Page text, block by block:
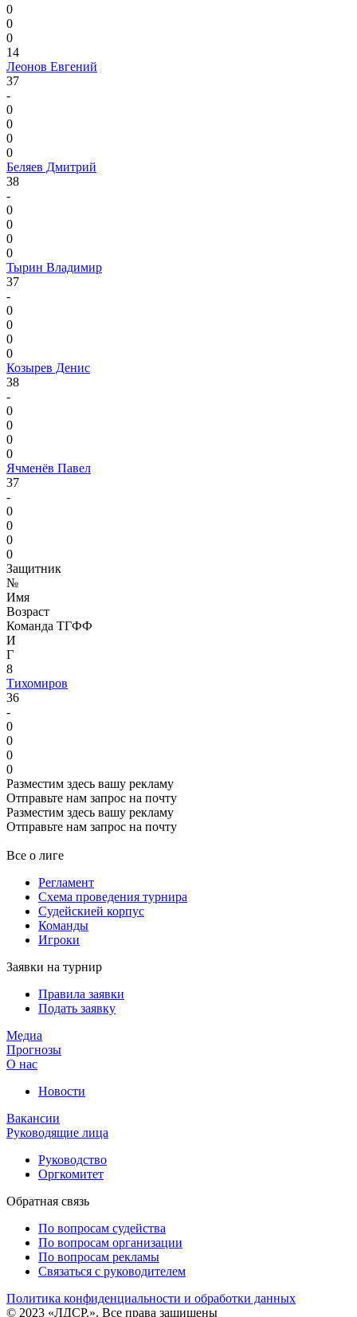
0
0
0
14
Леонов Евгений
37
-
0
0
0
0
Беляев Дмитрий
38
-
0
0
0
0
Тырин Владимир
37
-
0
0
0
0
Козырев Денис
38
-
0
0
0
0
Ячменёв Павел
37
-
0
0
0
0
Защитник
№
Имя
Возраст
Команда ТГФФ
И
Г
8
Тихомиров
36
-
0
0
0
0
Разместим здесь вашу рекламу
Отправьте нам запрос на почту
Разместим здесь вашу рекламу
Отправьте нам запрос на почту
Все о лиге
Регламент
Схема проведения турнира
Судейскией корпус
Команды
Игроки
Заявки на турнир
Правила заявки
Подать заявку
Медиа
Прогнозы
О нас
Новости
Вакансии
Руководящие лица
Руководство
Оргкомитет
Обратная связь
По вопросам судейства
По вопросам организации
По вопросам рекламы
Связаться с руководителем
Политика конфиденциальности и обработки данных
© 2023 «ЛДСР.». Все права защищены